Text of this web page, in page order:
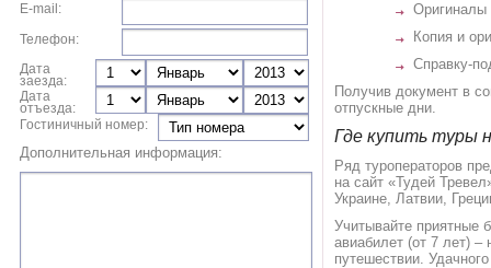
E-mail:
Телефон:
Дата
заезда:
Дата
отъезда:
Гостиничный номер:
Дополнительная информация:
Оригиналы
Копия и
Справку-
Получив документ в
отпускные дни.
Где купить туры
Ряд туроператоров
на сайт «Тудей
Украине, Латвии,
Учитывайте приятные
авиабилет (от 7 лет)
путешествии.